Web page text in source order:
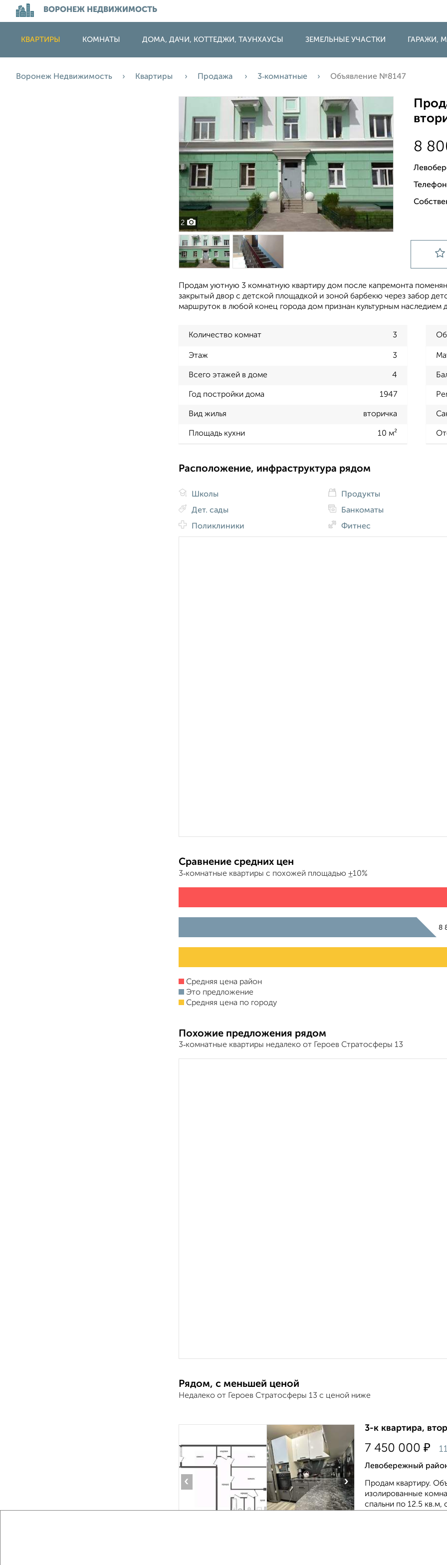
ВОРОНЕЖ НЕДВИЖИМОСТЬ
КВАРТИРЫ КОМНАТЫ ДОМА, ДАЧИ, КОТТЕДЖИ, ТАУНХАУСЫ ЗЕМЕЛЬНЫЕ УЧАСТКИ ГАРАЖИ,
Воронеж Недвижимость Квартиры Продажа 3‑комнатные Объявление №8147
2
8
Продам уютную 3 комнатную квартиру дом после капремонта
закрытый двор с детской площадкой и зоной барбекю через забор
маршруток в любой конец города дом признан культурным наследием
Количество комнат 3
Этаж 3
Всего этажей в доме 4
Год постройки дома 1947
Вид жилья вторичка
Площадь кухни 10 м²
Расположение, инфраструктура рядом
Школы
Дет. сады
Поликлиники
Продукты
Банкоматы
Фитнес
Сравнение средних цен
3‑комнатные квартиры с похожей площадью ±10%
8
Средняя цена район
Это предложение
Средняя цена по городу
Похожие предложения рядом
3‑комнатные квартиры недалеко от Героев Стратосферы 13
Рядом, с меньшей ценой
Недалеко от Героев Стратосферы 13 с ценой ниже
‹ ›
3-к квартира,
7 450 000 ₽
Левобережный
Продам квартиру.
изолированные
спальни по 12.5